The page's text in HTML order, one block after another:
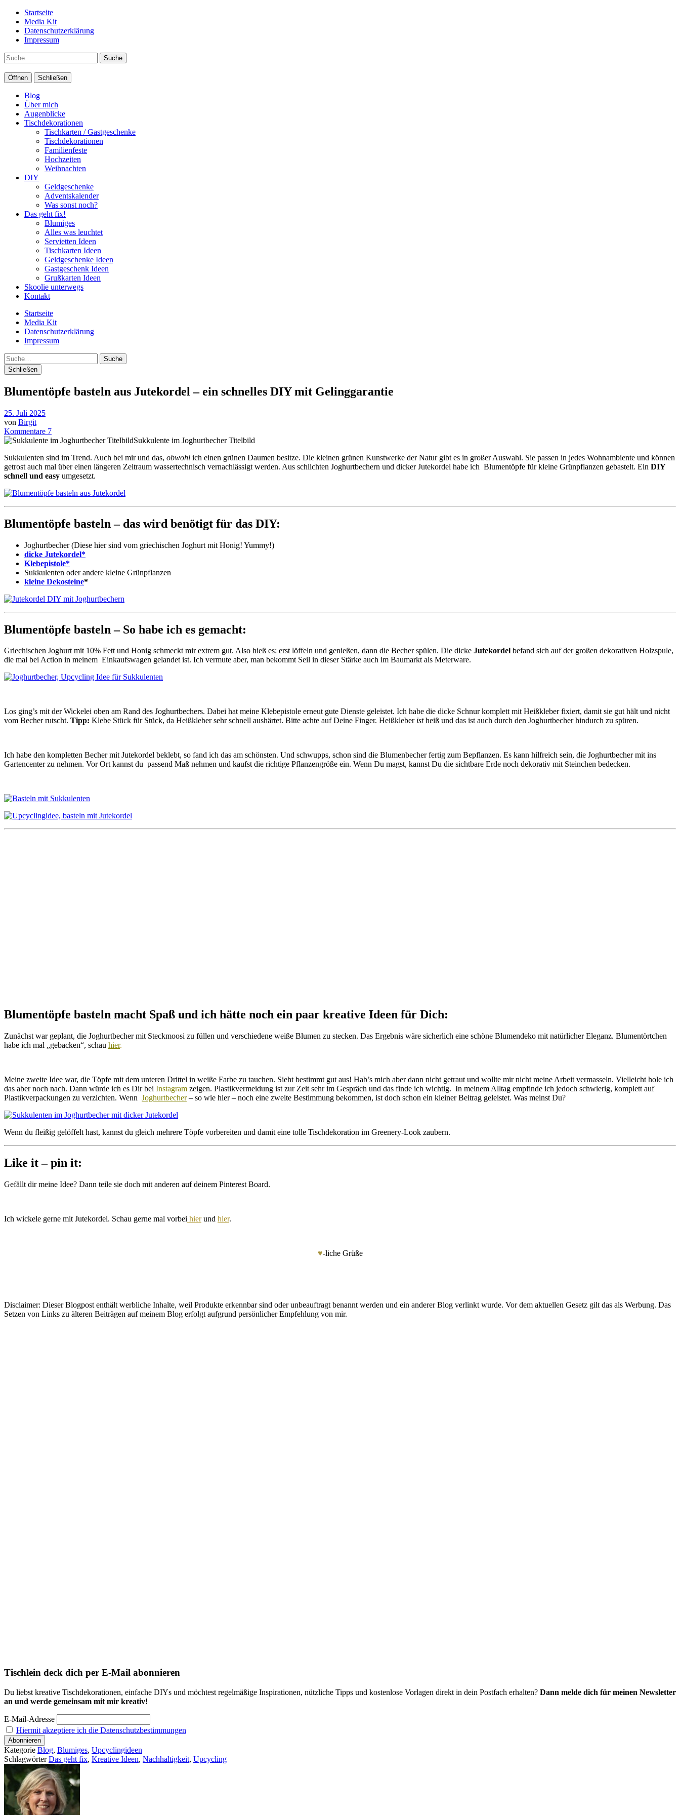
Startseite
Media Kit
Datenschutzerklärung
Impressum
Suche
Öffnen Schließen
Blog
Über mich
Augenblicke
Tischdekorationen
Tischkarten / Gastgeschenke
Tischdekorationen
Familienfeste
Hochzeiten
Weihnachten
DIY
Geldgeschenke
Adventskalender
Was sonst noch?
Das geht fix!
Blumiges
Alles was leuchtet
Servietten Ideen
Tischkarten Ideen
Geldgeschenke Ideen
Gastgeschenk Ideen
Grußkarten Ideen
Skoolie unterwegs
Kontakt
Startseite
Media Kit
Datenschutzerklärung
Impressum
Suche
Schließen
Blumentöpfe basteln aus Jutekordel – ein schnelles DIY mit Gelinggarantie
25. Juli 2025
von Birgit
Kommentare 7
Sukkulente im Joghurtbecher Titelbild
Sukkulenten sind im Trend. Auch bei mir und das, obwohl ich einen grünen Daumen besitze. Die kleinen grünen Kunstwerke der Natur gibt es in großer Auswahl. Sie passen in jedes Wohnambiente und können
getrost auch mal über einen längeren Zeitraum wassertechnisch vernachlässigt werden. Aus schlichten Joghurtbechern und dicker Jutekordel habe ich Blumentöpfe für kleine Grünpflanzen gebastelt. Ein DIY
schnell und easy umgesetzt.
Blumentöpfe basteln – das wird benötigt für das DIY:
Joghurtbecher (Diese hier sind vom griechischen Joghurt mit Honig! Yummy!)
dicke Jutekordel*
Klebepistole*
Sukkulenten oder andere kleine Grünpflanzen
kleine Dekosteine*
Blumentöpfe basteln – So habe ich es gemacht:
Griechischen Joghurt mit 10% Fett und Honig schmeckt mir extrem gut. Also hieß es: erst löffeln und genießen, dann die Becher spülen. Die dicke Jutekordel befand sich auf der großen dekorativen Holzspule,
die mal bei Action in meinem Einkaufswagen gelandet ist. Ich vermute aber, man bekommt Seil in dieser Stärke auch im Baumarkt als Meterware.
Los ging’s mit der Wickelei oben am Rand des Joghurtbechers. Dabei hat meine Klebepistole erneut gute Dienste geleistet. Ich habe die dicke Schnur komplett mit Heißkleber fixiert, damit sie gut hält und nicht
vom Becher rutscht. Tipp: Klebe Stück für Stück, da Heißkleber sehr schnell aushärtet. Bitte achte auf Deine Finger. Heißkleber istheiß und das ist auch durch den Joghurtbecher hindurch zu spüren.
Ich habe den kompletten Becher mit Jutekordel beklebt, so fand ich das am schönsten. Und schwupps, schon sind die Blumenbecher fertig zum Bepflanzen. Es kann hilfreich sein, die Joghurtbecher mit ins
Gartencenter zu nehmen. Vor Ort kannst du passend Maß nehmen und kaufst die richtige Pflanzengröße ein. Wenn Du magst, kannst Du die sichtbare Erde noch dekorativ mit Steinchen bedecken.
Blumentöpfe basteln macht Spaß und ich hätte noch ein paar kreative Ideen für Dich:
Zunächst war geplant, die Joghurtbecher mit Steckmoosi zu füllen und verschiedene weiße Blumen zu stecken. Das Ergebnis wäre sicherlich eine schöne Blumendeko mit natürlicher Eleganz. Blumentörtchen
habe ich mal „gebacken“, schau hier.
Meine zweite Idee war, die Töpfe mit dem unteren Drittel in weiße Farbe zu tauchen. Sieht bestimmt gut aus! Hab’s mich aber dann nicht getraut und wollte mir nicht meine Arbeit vermasseln. Vielleicht hole ich
das aber noch nach. Dann würde ich es Dir bei Instagram zeigen. Plastikvermeidung ist zur Zeit sehr im Gespräch und das finde ich wichtig. In meinem Alltag empfinde ich jedoch schwierig, komplett auf
Plastikverpackungen zu verzichten. Wenn Joghurtbecher– so wie hier – noch eine zweite Bestimmung bekommen, ist doch schon ein kleiner Beitrag geleistet. Was meinst Du?
Wenn du fleißig gelöffelt hast, kannst du gleich mehrere Töpfe vorbereiten und damit eine tolle Tischdekoration im Greenery-Look zaubern.
Like it – pin it:
Gefällt dir meine Idee? Dann teile sie doch mit anderen auf deinem Pinterest Board.
Ich wickele gerne mit Jutekordel. Schau gerne mal vorbei hierund hier.
♥-liche Grüße
Disclaimer: Dieser Blogpost enthält werbliche Inhalte, weil Produkte erkennbar sind oder unbeauftragt benannt werden und ein anderer Blog verlinkt wurde. Vor dem aktuellen Gesetz gilt das als Werbung. Das
Setzen von Links zu älteren Beiträgen auf meinem Blog erfolgt aufgrund persönlicher Empfehlung von mir.
Tischlein deck dich per E-Mail abonnieren
Du liebst kreative Tischdekorationen, einfache DIYs und möchtest regelmäßige Inspirationen, nützliche Tipps und kostenlose Vorlagen direkt in dein Postfach erhalten? Dann melde dich für meinen Newsletter
an und werde gemeinsam mit mir kreativ!
E-Mail-Adresse
Hiermit akzeptiere ich die Datenschutzbestimmungen
Kategorie Blog, Blumiges, Upcyclingideen
SchlagwörterDas geht fix, Kreative Ideen, Nachhaltigkeit, Upcycling